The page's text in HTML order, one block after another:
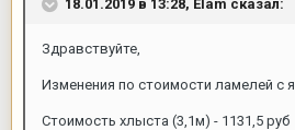
18.01.2019 в 13:28, Elam сказал:
Здравствуйте,
Изменения по стоимости ламелей с
Стоимость хлыста (3,1м) - 1131,5 руб